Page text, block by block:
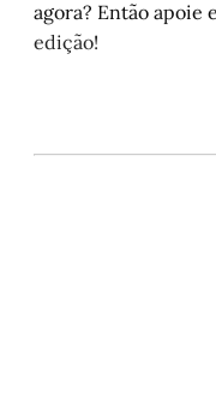
agora? Então apoie
edição!